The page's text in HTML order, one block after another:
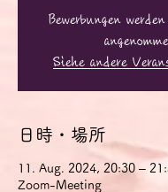
Bewerbungen
Siehe andere
日時・場所
11. Aug. 2024, 20:30 –
Zoom-Meeting